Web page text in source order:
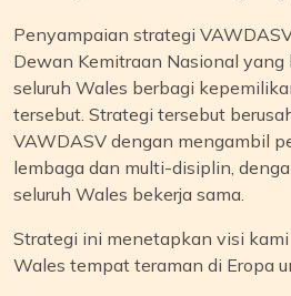
Penyampaian strategi
Dewan Kemitraan Nasional yang
seluruh Wales berbagi
tersebut. Strategi tersebut
VAWDASV dengan mengambil
lembaga dan multi-disiplin,
seluruh Wales bekerja sama.
Strategi ini menetapkan visi
Wales tempat teraman di Eropa